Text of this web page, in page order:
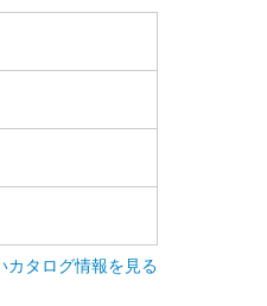
タログ情報を見る